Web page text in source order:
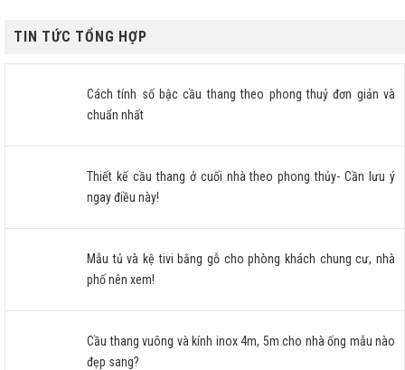
nhà ống hợp
chuẩn
và đầu
giường
TIN TỨC TỔNG HỢP
Cách tính số bậc cầu thang theo phong thuỷ đơn giản và
chuẩn nhất
Thiết kế cầu thang ở cuối nhà theo phong thủy- Cần lưu ý
ngay điều này!
Mẫu tủ và kệ tivi bằng gỗ cho phòng khách chung cư, nhà
phố nên xem!
Cầu thang vuông và kính inox 4m, 5m cho nhà ống mẫu nào
đẹp sang?